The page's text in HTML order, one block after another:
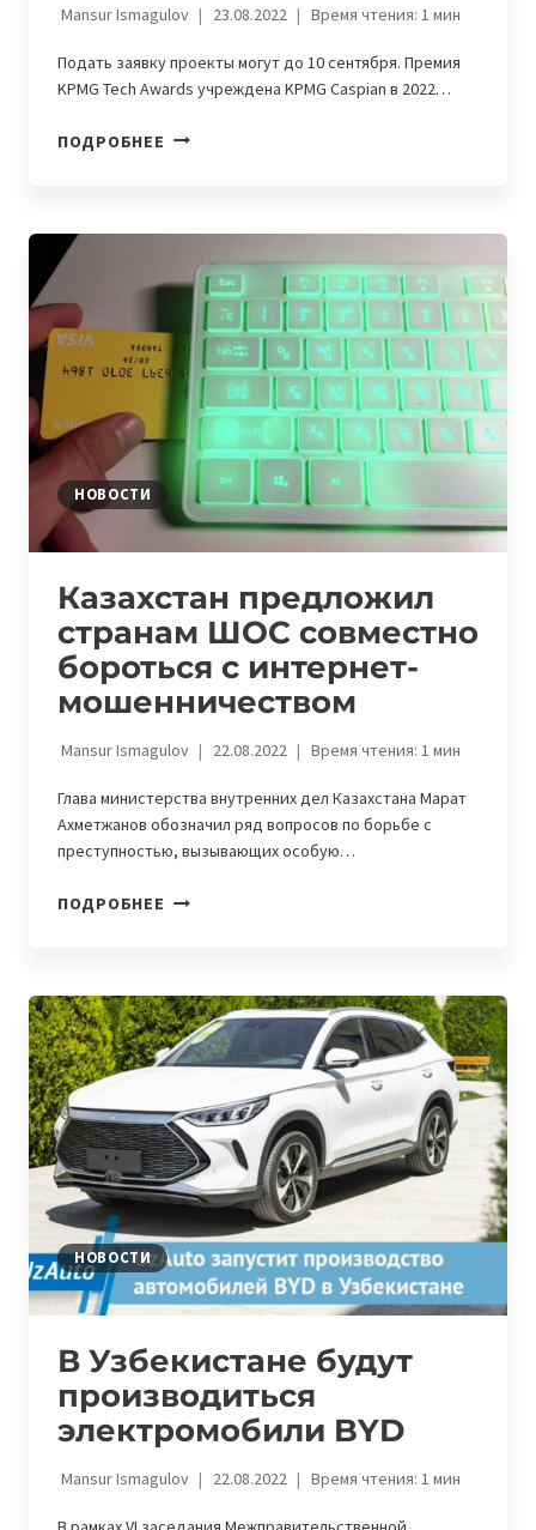
Mansur Ismagulov 23.08.2022 Время чтения: 1мин
Подать заявку проекты могут до 10 сентября. Премия
KPMG Tech Awards учреждена KPMG Caspian в 2022…
ПОДРОБНЕЕ KPMG
КАЗАХСТАНА
НОВОСТИ
Казахстан предложил
странам ШОС совместно
бороться с интернет-
мошенничеством
Mansur Ismagulov 22.08.2022 Время чтения: 1мин
Глава министерства внутренних дел Казахстана Марат
Ахметжанов обозначил ряд вопросов по борьбе с
преступностью, вызывающих особую…
ПОДРОБНЕЕ КАЗАХСТАН
СОВМЕСТНО
БОРОТЬСЯ
С
ИНТЕРНЕТ-
МОШЕННИЧЕСТВОМ
НОВОСТИ
В Узбекистане будут
производиться
электромобили BYD
Mansur Ismagulov 22.08.2022 Время чтения: 1мин